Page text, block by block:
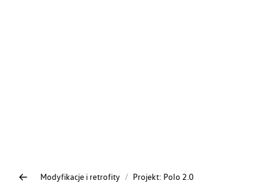
Modyfikacje i retrofity / Projekt: Polo 2.0